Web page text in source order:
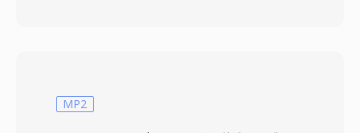
성합니다. 파일 구조는 ID3v1, ID3v2, APEv2 메타
MP2